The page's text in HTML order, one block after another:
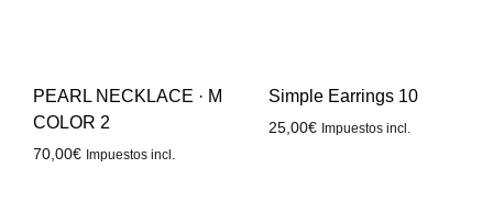
PEARL NECKLACE · M
COLOR 2
70,00€ Impuestos incl.
Simple Earrings 10
25,00€ Impuestos incl.